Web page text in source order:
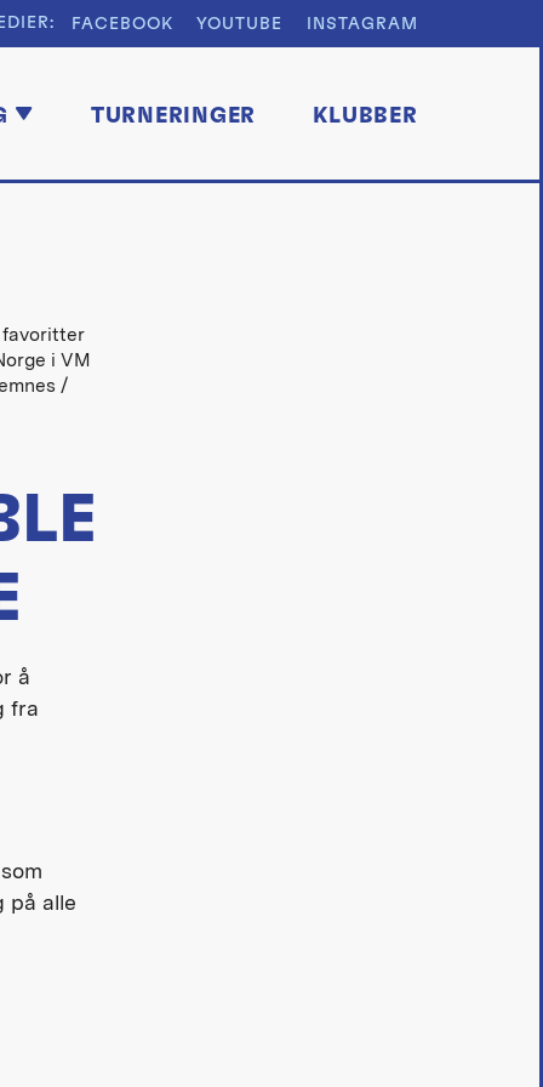
FACEBOOK YOUTUBE INSTAGRAM
TURNERINGER KLUBBER
favoritter
i VM
/
å
fra
på alle